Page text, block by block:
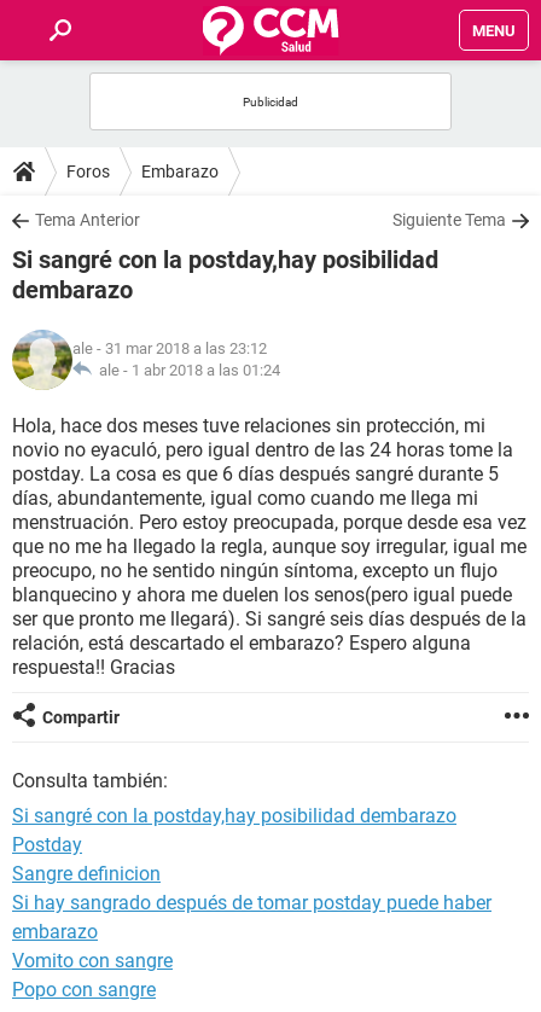
MENU
FOROS
SALUD
FAMILIA
NUTRICIÓN
SEXUALIDAD
GLOSARIO
Foros Embarazo
Tema Anterior Siguiente Tema
Si sangré con la postday,hay posibilidad
dembarazo
ale - 31 mar 2018 a las 23:12
ale - 1 abr 2018 a las 01:24
Hola, hace dos meses tuve relaciones sin protección, mi
novio no eyaculó, pero igual dentro de las 24 horas tome la
postday. La cosa es que 6 días después sangré durante 5
días, abundantemente, igual como cuando me llega mi
menstruación. Pero estoy preocupada, porque desde esa vez
que no me ha llegado la regla, aunque soy irregular, igual me
preocupo, no he sentido ningún síntoma, excepto un flujo
blanquecino y ahora me duelen los senos(pero igual puede
ser que pronto me llegará). Si sangré seis días después de la
relación, está descartado el embarazo? Espero alguna
respuesta!! Gracias
Compartir
Consulta también:
Si sangré con la postday,hay posibilidad dembarazo
Postday
Sangre definicion
Si hay sangrado después de tomar postday puede haber
embarazo
Vomito con sangre
Popo con sangre